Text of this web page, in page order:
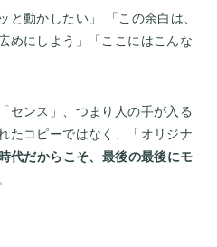
と動かしたい」 「この余白は、
めにしよう」「ここにはこんな
センス」、つまり人の手が入る
たコピーではなく、「オリジナ
代だからこそ、最後の最後にモ